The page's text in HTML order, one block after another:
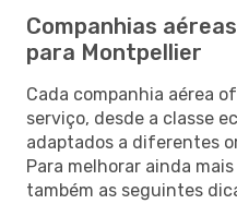
Companhias
para Montpellier
Cada companhia aérea
serviço, desde a classe
adaptados a diferentes
Para melhorar ainda
também as seguintes